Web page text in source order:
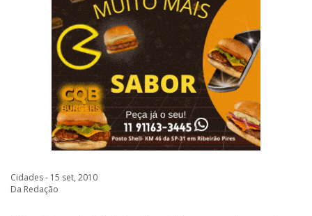
Cidades - 15 set, 2010
Da Redação